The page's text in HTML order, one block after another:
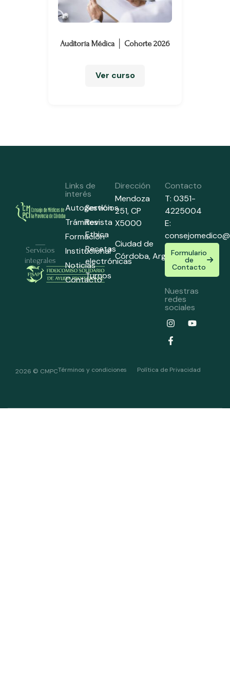
Auditoría Médica │ Cohorte 2026
Ver curso
Servicios
integrales
Links de
interés
Autogestión
Trámites
Formación
Institucional
Noticias
Contacto
Servicios
Revista
Ethica
Recetas
electrónicas
Turnos
Dirección
Mendoza
251,CP
X5000
Ciudad de
Córdoba,Argentina
Contacto
T: 0351-
4225004
E:
Formulario
de
Contacto
Nuestras
redes
sociales
2026 © CMPCTérminos y condiciones Política de Privacidad